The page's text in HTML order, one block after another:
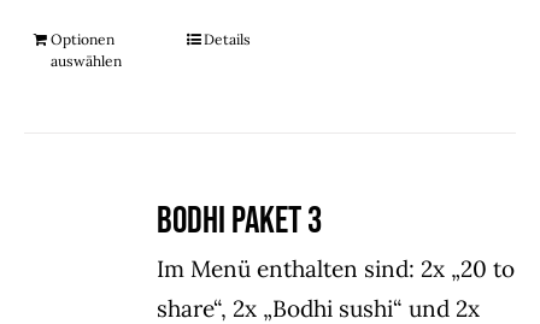
Optionen
auswählen
Details
Bodhi Paket 3
Im Menü enthalten sind: 2x „20 to
share“, 2x „Bodhi sushi“ und 2x